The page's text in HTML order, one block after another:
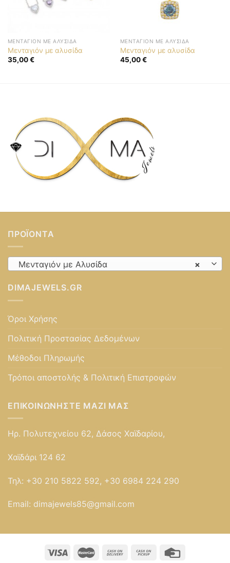
ΜΕΝΤΑΓΙΌΝ ΜΕ ΑΛΥΣΊΔΑ
Μενταγιόν με αλυσίδα
35,00€
ΜΕΝΤΑΓΙΌΝ ΜΕ ΑΛΥΣΊΔΑ
Μενταγιόν με αλυσίδα
45,00€
ΠΡΟΪΌΝΤΑ
×
Μενταγιόν με Αλυσίδα
DIMAJEWELS.GR
Όροι Χρήσης
Πολιτική Προστασίας Δεδομένων
Μέθοδοι Πληρωμής
Τρόποι αποστολής & Πολιτική Επιστροφών
ΕΠΙΚΟΙΝΩΝΉΣΤΕ ΜΑΖΊ ΜΑΣ
Ηρ. Πολυτεχνείου 62, Δάσος Χαϊδαρίου,
Χαϊδάρι 124 62
Τηλ: +30 210 5822 592, +30 6984 224 290
Email: dimajewels85@gmail.com